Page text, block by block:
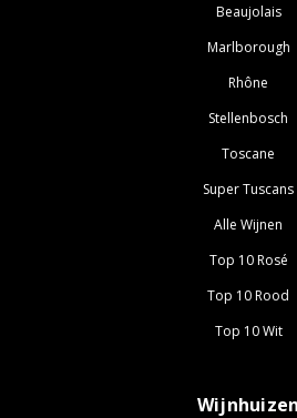
Beaujolais
Marlborough
Rhône
Stellenbosch
Toscane
Super Tuscans
Alle Wijnen
Top 10 Rosé
Top 10 Rood
Top 10 Wit
Wijnhuizen